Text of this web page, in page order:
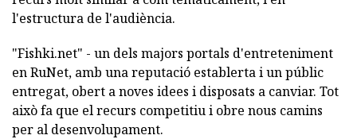
l'estructura de l'audiència.
"Fishki.net" - un dels majors portals d'entreteniment
en RuNet, amb una reputació establerta i un públic
entregat, obert a noves idees i disposats a canviar. Tot
això fa que el recurs competitiu i obre nous camins
per al desenvolupament.